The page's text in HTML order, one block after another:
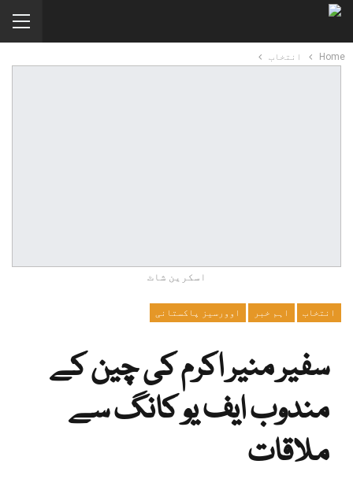
Home انتخاب
اسکرین شاٹ
انتخاب اہم خبر اوورسیز پاکستانی
سفیر منیر اکرم کی چین کے
مندوب ایف یو کانگ سے
ملاقات